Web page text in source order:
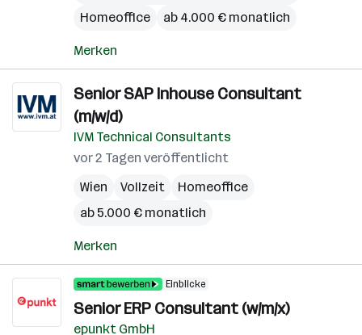
Homeoffice
ab 4.000 € monatlich
Merken
Senior SAP Inhouse Consultant
(m/w/d)
IVM Technical Consultants
vor 2 Tagen veröffentlicht
Wien
Vollzeit
Homeoffice
ab 5.000 € monatlich
Merken
Einblicke
Senior ERP Consultant (w/m/x)
epunkt GmbH